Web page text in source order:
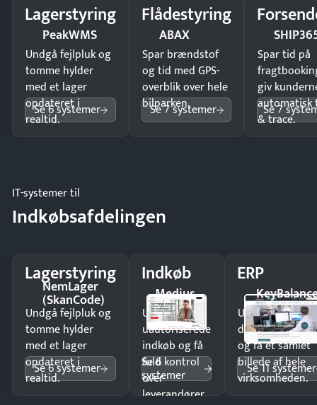
Lagerstyring
PeakWMS
Undgå fejlpluk og
tomme hylder
med et lager
opdateret i
realtid.
Se 6 systemer
Flådestyring
ABAX
Spar brændstof
og tid med GPS-
overblik over hele
bilparken.
Se 7 systemer
Spar tid på
giv
automatisk
& trace.
Se 7
IT-systemer til
Indkøbsafdelingen
Lagerstyring
NemLager
(SkanCode)
Undgå fejlpluk og
tomme hylder
med et lager
opdateret i
realtid.
Se 6 systemer
Indkøb
Medius
Undgå
uautoriserede
indkøb og få
fuld kontrol
over
leverandører
Se 6
systemer
ERP
Undgå
og få ét samlet
billede af hele
virksomheden.
Se 11 systemer